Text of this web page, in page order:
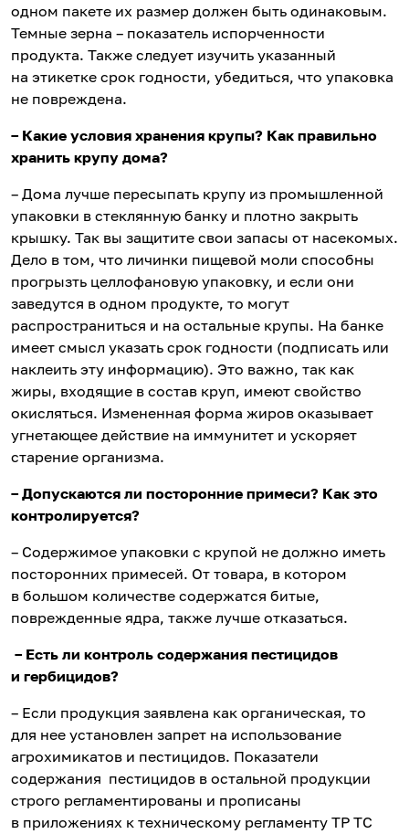
одном пакете их размер должен быть одинаковым.
Темные зерна – показатель испорченности
продукта. Также следует изучить указанный
на этикетке срок годности, убедиться, что упаковка
не повреждена.
– Какие условия хранения крупы? Как правильно
хранить крупу дома?
– Дома лучше пересыпать крупу из промышленной
упаковки в стеклянную банку и плотно закрыть
крышку. Так вы защитите свои запасы от насекомых.
Дело в том, что личинки пищевой моли способны
прогрызть целлофановую упаковку, и если они
заведутся в одном продукте, то могут
распространиться и на остальные крупы. На банке
имеет смысл указать срок годности (подписать или
наклеить эту информацию). Это важно, так как
жиры, входящие в состав круп, имеют свойство
окисляться. Измененная форма жиров оказывает
угнетающее действие на иммунитет и ускоряет
старение организма.
– Допускаются ли посторонние примеси? Как это
контролируется?
– Содержимое упаковки с крупой не должно иметь
посторонних примесей. От товара, в котором
в большом количестве содержатся битые,
поврежденные ядра, также лучше отказаться.
– Есть ли контроль содержания пестицидов
и гербицидов?
– Если продукция заявлена как органическая, то
для нее установлен запрет на использование
агрохимикатов и пестицидов. Показатели
содержания пестицидов в остальной продукции
строго регламентированы и прописаны
в приложениях к техническому регламенту ТР ТС